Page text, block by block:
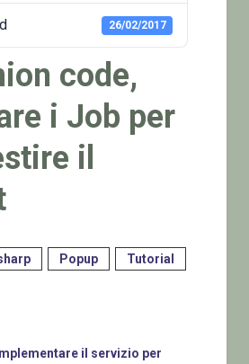
26/02/2017
code,
i Job per
il
Popup
Tutorial
il servizio per